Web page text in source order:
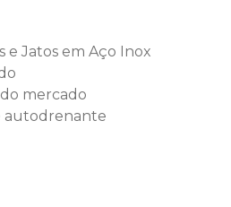
e Jatos em Aço Inox
mercado
autodrenante